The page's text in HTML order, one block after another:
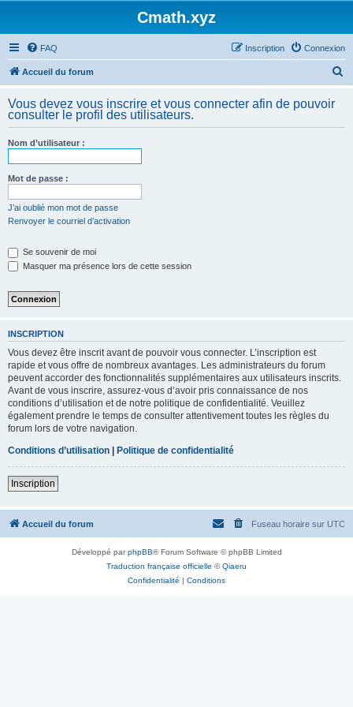
Cmath.xyz
FAQ Connexion
Inscription
Accueil du forum
h
Vous devez vous inscrire et vous connecter afin de pouvoir
consulter le profil des utilisateurs.
Nom d’utilisateur :
Mot de passe :
J’ai oublié mon mot de passe
Renvoyer le courriel d’activation
Se souvenir de moi
Masquer ma présence lors de cette session
INSCRIPTION
Vous devez être inscrit avant de pouvoir vous connecter. L’inscription est
rapide et vous offre de nombreux avantages. Les administrateurs du forum
peuvent accorder des fonctionnalités supplémentaires aux utilisateurs inscrits.
Avant de vous inscrire, assurez-vous d’avoir pris connaissance de nos
conditions d’utilisation et de notre politique de confidentialité. Veuillez
également prendre le temps de consulter attentivement toutes les règles du
forum lors de votre navigation.
Conditions d’utilisation | Politique de confidentialité
Inscription
Accueil du forum Fuseau horaire sur UTC
Développé parphpBB® Forum Software © phpBB Limited
Traduction française officielle ©Qiaeru
Confidentialité | Conditions